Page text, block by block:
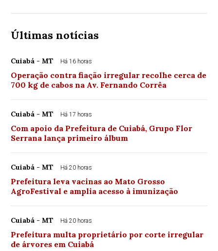
Últimas notícias
Cuiabá - MT Há 16 horas
Operação contra fiação irregular recolhe cerca de
700 kg de cabos na Av. Fernando Corrêa
Cuiabá - MT Há 17 horas
Com apoio da Prefeitura de Cuiabá, Grupo Flor
Serrana lança primeiro álbum
Cuiabá - MT Há 20 horas
Prefeitura leva vacinas ao Mato Grosso
AgroFestival e amplia acesso à imunização
Cuiabá - MT Há 20 horas
Prefeitura multa proprietário por corte irregular
de árvores em Cuiabá